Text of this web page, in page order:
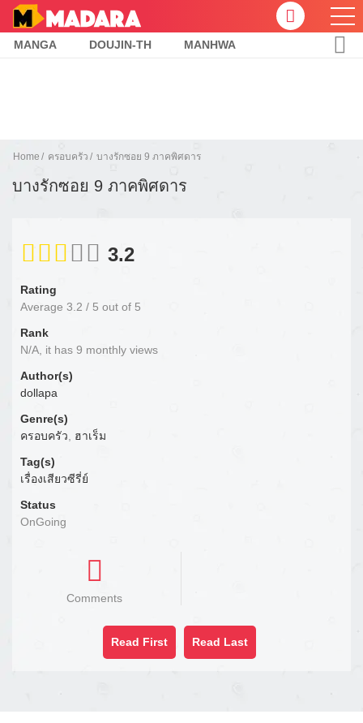
MANGA DOUJIN-TH MANHWA
Home ครอบครัว บางรักซอย 9 ภาคพิศดาร
บางรักซอย 9 ภาคพิศดาร
3.2
Rating
Average 3.2 / 5 out of 5
Rank
N/A, it has 9 monthly views
Author(s)
dollapa
Genre(s)
ครอบครัว, ฮาเร็ม
Tag(s)
เรื่องเสียวซีรี่ย์
Status
OnGoing
Comments
Read First Read Last